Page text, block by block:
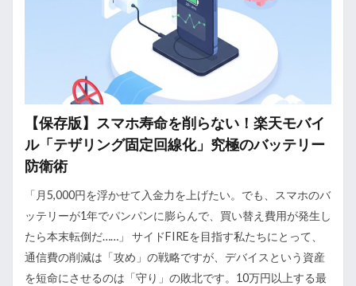
【保存版】スマホ寿命を削らない！楽天モバイ
ル「テザリング固定回線化」究極のバッテリー
防衛術
「月5,000円を浮かせて入金力を上げたい。でも、スマホのバ
ッテリーが1年でパンパンに膨らんで、買い替え費用が発生し
たら本末転倒だ……」 サイドFIREを目指す私たちにとって、
通信費の削減は「攻め」の戦略ですが、デバイスという資産
を短命にさせるのは「守り」の敗北です。10万円以上する最